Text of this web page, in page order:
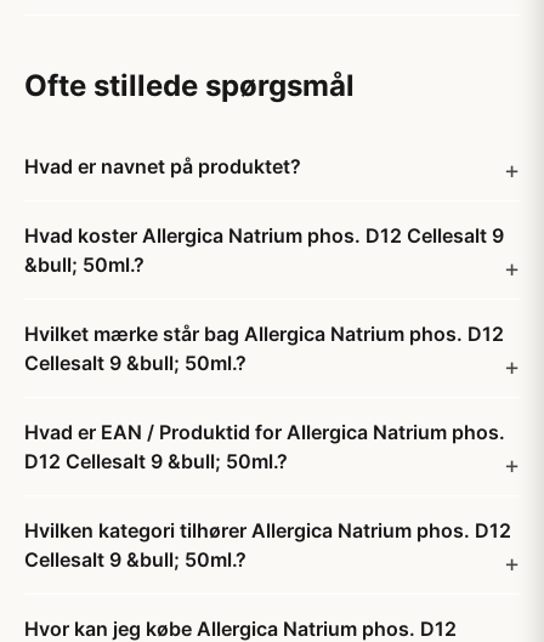
Ofte stillede spørgsmål
Hvad er navnet på produktet?
Hvad koster Allergica Natrium phos. D12 Cellesalt 9
&bull; 50ml.?
Hvilket mærke står bag Allergica Natrium phos. D12
Cellesalt 9 &bull; 50ml.?
Hvad er EAN / Produktid for Allergica Natrium phos.
D12 Cellesalt 9 &bull; 50ml.?
Hvilken kategori tilhører Allergica Natrium phos. D12
Cellesalt 9 &bull; 50ml.?
Hvor kan jeg købe Allergica Natrium phos. D12